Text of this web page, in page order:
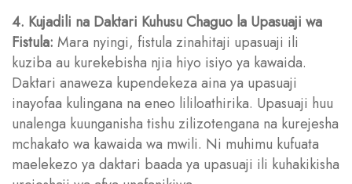
4. Kujadili na Daktari Kuhusu Chaguo la Upasuaji wa
Fistula: Mara nyingi, fistula zinahitaji upasuaji ili
kuziba au kurekebisha njia hiyo isiyo ya kawaida.
Daktari anaweza kupendekeza aina ya upasuaji
inayofaa kulingana na eneo lililoathirika. Upasuaji huu
unalenga kuunganisha tishu zilizotengana na kurejesha
mchakato wa kawaida wa mwili. Ni muhimu kufuata
maelekezo ya daktari baada ya upasuaji ili kuhakikisha